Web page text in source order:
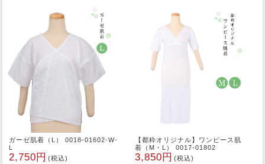
ガーゼ肌着（L） 0018-01602-W-
2,750円 (税込)
【都粋オリジナル】ワンピース肌
着（M・L） 0017-01802
3,850円 (税込)